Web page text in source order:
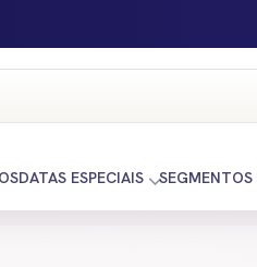
DATAS ESPECIAIS SEGMENTOS